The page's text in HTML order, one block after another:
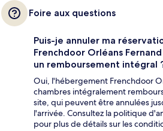
Foire aux questions
Puis-je annuler ma
Frenchdoor Orléans
un remboursement intégral
Oui, l'hébergement Frenchdoor
chambres intégralement
site, qui peuvent être annulées
l'arrivée. Consultez la politique
pour plus de détails sur les